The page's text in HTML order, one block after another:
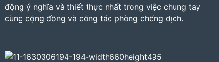
động ý nghĩa và thiết thực nhất trong việc chung tay
cùng cộng đồng và công tác phòng chống dịch.